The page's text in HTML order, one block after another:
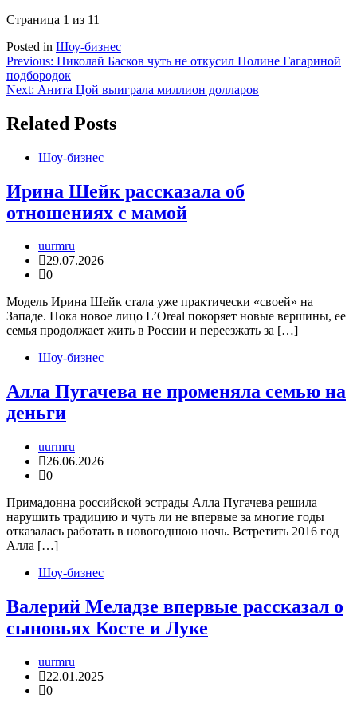
Страница 1 из 11
Posted in Шоу-бизнес
Навигация
по
Previous: Николай Басков чуть не откусил Полине Гагариной
подбородок
Next: Анита Цой выиграла миллион долларов
Related Posts
Шоу-бизнес
Ирина Шейк рассказала об
отношениях с мамой
uurmru
29.07.2026
0
Модель Ирина Шейк стала уже практически «своей» на
Западе. Пока новое лицо L’Oreal покоряет новые вершины, ее
семья продолжает жить в России и переезжать за […]
Шоу-бизнес
Алла Пугачева не променяла семью на
деньги
uurmru
26.06.2026
0
Примадонна российской эстрады Алла Пугачева решила
нарушить традицию и чуть ли не впервые за многие годы
отказалась работать в новогоднюю ночь. Встретить 2016 год
Алла […]
Шоу-бизнес
Валерий Меладзе впервые рассказал о
сыновьях Косте и Луке
uurmru
22.01.2025
0